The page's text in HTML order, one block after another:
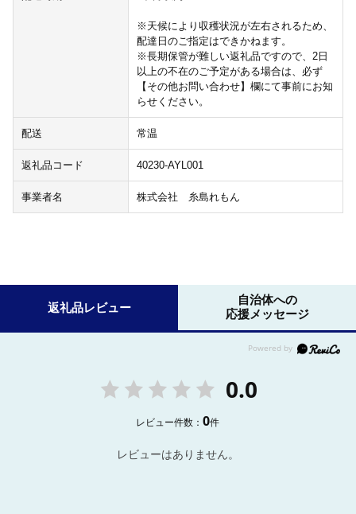
※天候により収穫状況が左右されるため、
配達日のご指定はできかねます。
※長期保管が難しい返礼品ですので、2日
以上の不在のご予定がある場合は、必ず
【その他お問い合わせ】欄にて事前にお知
らせください。
配送 常温
返礼品コード 40230-AYL001
事業者名 株式会社 糸島れもん
返礼品レビュー
自治体への
応援メッセージ
0.0
レビュー件数：0件
レビューはありません。